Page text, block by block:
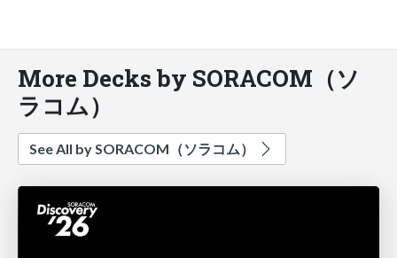
More Decks by SORACOM（ソ
ラコム）
See All by SORACOM（ソラコム）